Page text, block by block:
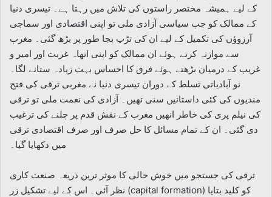
کے لیے ہمیشہ مختصر راستوں کی تلاش میں رہتا ہے۔ تیسری دنیا
کے ممالک کو جب سیاسی آزادی ملی تو اپنی اقتصادی اور سماجی
آرزوؤں کی تکمیل کے لیے ان کی تڑپ بجا طور پر بڑھ گئی۔ مغرب
سے موازنہ کرتے ہوئے ان ممالک کو اپنی اتھاہ غربت اور امیر و
غریب کے درمیان بڑھتے ہوئے فرق کا احساس بہت زیادہ ستانے لگا۔
نو آبادیاتی تسلط کے دوران تیسری دنیا نے مغربی ترقی کی فتح
مندیوں کی کئی داستانیں سنی تھیں۔ آزادی کی نعمت ملی تو ترقی
کی نیلم پری کی خاطر انھیں مغرب کے نقش قدم پر چلنے کی ترغیب
دی گئی۔ ان کے تمام مسائل کا حل صرف اور صرف اقتصادی ترقی
میں دکھایا گیا۔
ترقی کی جستجو میں خوش حالی کا موثر ترین ذریعہ صنعت کاری
نظر آئی۔ اس کے لیے تشکیل زر (capital formation) کو کلید بتایا